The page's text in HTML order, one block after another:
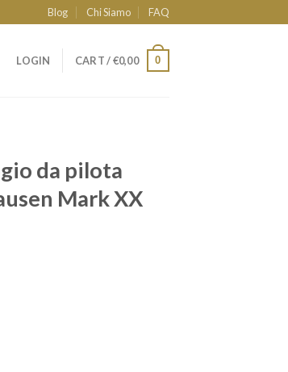
Blog Chi Siamo FAQ
LOGIN CART /€0,00 0
da pilota
Mark XX